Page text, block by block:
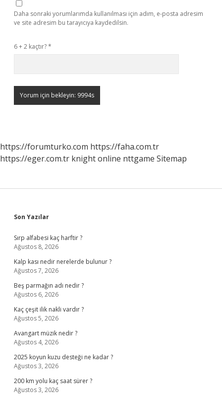
Daha sonraki yorumlarımda kullanılması için adım, e-posta adresim
ve site adresim bu tarayıcıya kaydedilsin.
6 + 2 kaçtır?*
https://forumturko.com https://faha.com.tr
https://eger.com.tr knight online nttgame Sitemap
Sidebar
Son Yazılar
Sırp alfabesi kaç harftir ?
Ağustos 8, 2026
Kalp kası nedir nerelerde bulunur ?
Ağustos 7, 2026
Beş parmağın adı nedir ?
Ağustos 6, 2026
Kaç çeşit ilik nakli vardır ?
Ağustos 5, 2026
Avangart müzik nedir ?
Ağustos 4, 2026
2025 koyun kuzu desteği ne kadar ?
Ağustos 3, 2026
200 km yolu kaç saat sürer ?
Ağustos 3, 2026